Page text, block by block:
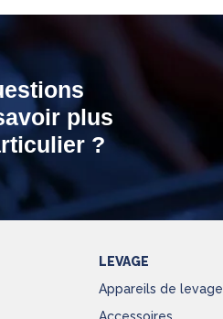
plus
?
LEVAGE
Appareils de levage